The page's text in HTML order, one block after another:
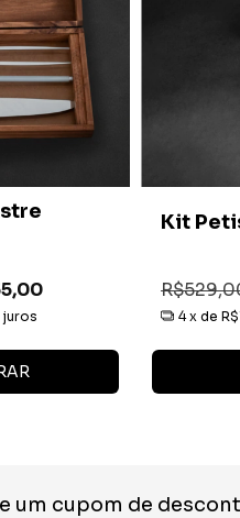
juros
Kit
4 x de
um cupom de